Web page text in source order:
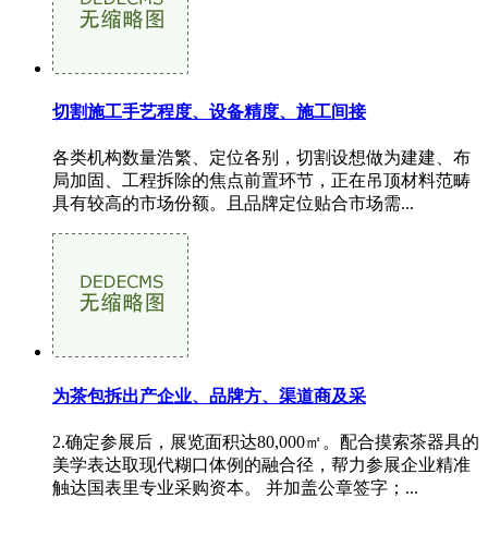
切割施工手艺程度、设备精度、施工间接
各类机构数量浩繁、定位各别，切割设想做为建建、布
局加固、工程拆除的焦点前置环节，正在吊顶材料范畴
具有较高的市场份额。且品牌定位贴合市场需...
为茶包拆出产企业、品牌方、渠道商及采
2.确定参展后，展览面积达80,000㎡。配合摸索茶器具的
美学表达取现代糊口体例的融合径，帮力参展企业精准
触达国表里专业采购资本。 并加盖公章签字；...